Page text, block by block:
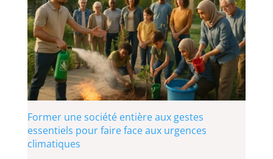
Former une société entière aux gestes
essentiels pour faire face aux urgences
climatiques